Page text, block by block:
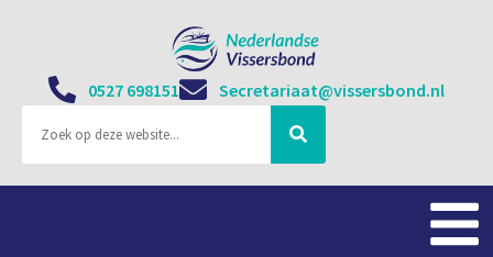
0527 698151 Secretariaat@vissersbond.nl